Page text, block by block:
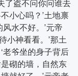
了盗不问你问谁去
小心吗？’土地禀
水不好。’元帝
小神看看。’那土
老爷坐的身子背后
砌的墙，自然东